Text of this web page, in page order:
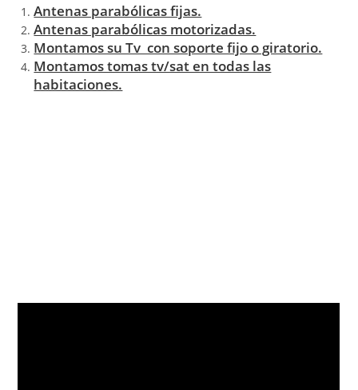
Antenas parabólicas fijas.
Antenas parabólicas motorizadas.
Montamos su Tv con soporte fijo o giratorio.
Montamos tomas tv/sat en todas las
habitaciones.